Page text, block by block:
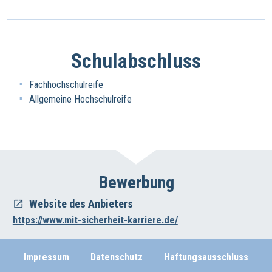
Schulabschluss
Fachhochschulreife
Allgemeine Hochschulreife
Bewerbung
Website des Anbieters
https://www.mit-sicherheit-karriere.de/
Impressum Datenschutz Haftungsausschluss